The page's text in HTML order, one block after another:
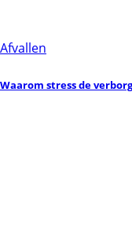
Afvallen
Waarom stress de